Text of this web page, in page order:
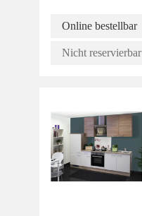
Online bestellbar
Nicht reservierbar